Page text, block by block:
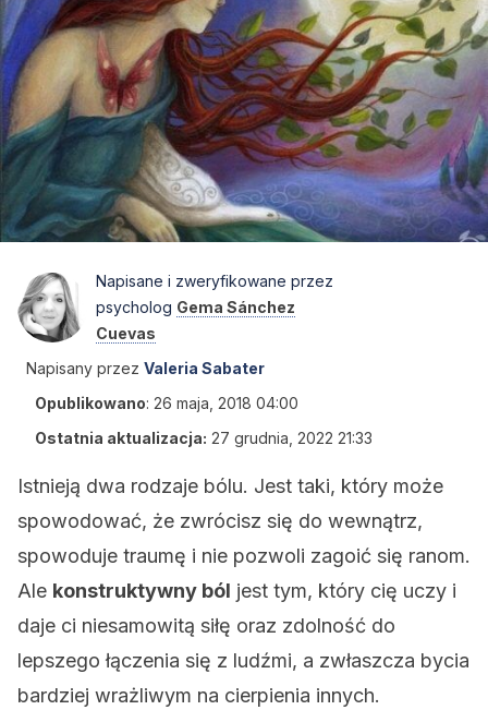
Napisane i zweryfikowane przez
psycholog Gema Sánchez
Cuevas
Napisany przez Valeria Sabater
Opublikowano: 26 maja, 2018 04:00
Ostatnia aktualizacja: 27 grudnia, 2022 21:33
Istnieją dwa rodzaje bólu. Jest taki, który może
spowodować, że zwrócisz się do wewnątrz,
spowoduje traumę i nie pozwoli zagoić się ranom.
Ale konstruktywny ból jest tym, który cię uczy i
daje ci niesamowitą siłę oraz zdolność do
lepszego łączenia się z ludźmi, a zwłaszcza bycia
bardziej wrażliwym na cierpienia innych.